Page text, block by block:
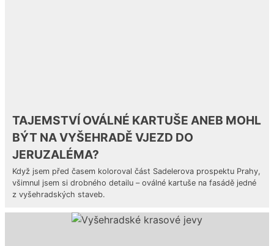
TAJEMSTVÍ OVÁLNÉ KARTUŠE ANEB MOHL
BÝT NA VYŠEHRADĚ VJEZD DO
JERUZALÉMA?
Když jsem před časem koloroval část Sadelerova prospektu Prahy,
všimnul jsem si drobného detailu – oválné kartuše na fasádě jedné
z vyšehradských staveb.